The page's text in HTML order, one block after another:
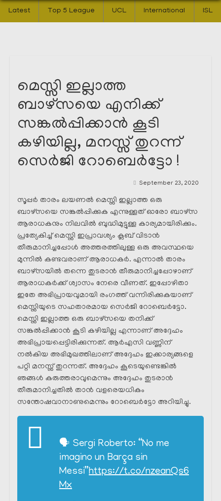
Latest Top 5 League UCL International ISL
മെസ്സി ഇല്ലാത്ത
ബാഴ്‌സയെ എനിക്ക്
സങ്കൽപ്പിക്കാൻ കൂടി
കഴിയില്ല, മനസ്സ് തുറന്ന്
സെർജി റോബെർട്ടോ !
September 23, 2020
സൂപ്പർ താരം ലയണൽ മെസ്സി ഇല്ലാത്ത ഒരു
ബാഴ്സയെ സങ്കൽപ്പിക്കുക എന്നുള്ളത് ഓരോ ബാഴ്സ
ആരാധകനും നിലവിൽ ബുദ്ധിമുട്ടുള്ള കാര്യമായിരിക്കും.
പ്രത്യേകിച്ച് മെസ്സി ഇപ്രാവശ്യം ക്ലബ് വിടാൻ
തീരുമാനിച്ചപ്പോൾ അത്തരത്തിലുള്ള ഒരു അവസ്ഥയെ
മുന്നിൽ കണ്ടവരാണ് ആരാധകർ. എന്നാൽ താരം
ബാഴ്‌സയിൽ തന്നെ തുടരാൻ തീരുമാനിച്ചപ്പോഴാണ്
ആരാധകർക്ക് ശ്വാസം നേരെ വീണത്. ഇപ്പോഴിതാ
ഇതേ അഭിപ്രായവുമായി രംഗത്ത് വന്നിരിക്കുകയാണ്
മെസ്സിയുടെ സഹതാരമായ സെർജി റോബെർട്ടോ.
മെസ്സി ഇല്ലാത്ത ഒരു ബാഴ്‌സയെ തനിക്ക്
സങ്കൽപ്പിക്കാൻ കൂടി കഴിയില്ല എന്നാണ് അദ്ദേഹം
അഭിപ്രായപ്പെട്ടിരിക്കുന്നത്. ആർഎസി വണ്ണിന്
നൽകിയ അഭിമുഖത്തിലാണ് അദ്ദേഹം ഇക്കാര്യങ്ങളെ
പറ്റി മനസ്സ് തുറന്നത്. അദ്ദേഹം കൂടെയുണ്ടെങ്കിൽ
ഞങ്ങൾ കരുത്തരാവുമെന്നും അദ്ദേഹം തുടരാൻ
തീരുമാനിച്ചതിൽ താൻ വളരെയധികം
സന്തോഷവാനാണുമെന്നും റോബെർട്ടോ അറിയിച്ചു.
🗣 Sergi Roberto: “No me
imagino un Barça sin
Messi”https://t.co/nzeanQs6
Mx